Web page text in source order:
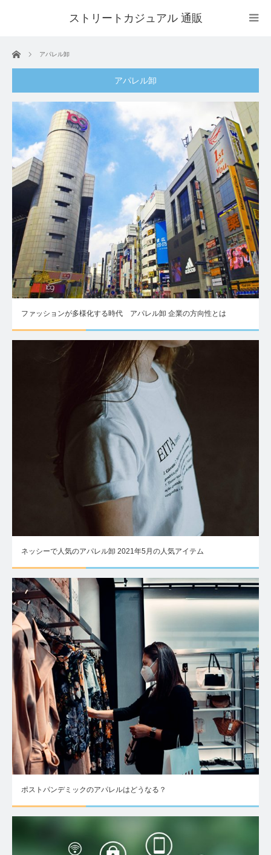
ストリートカジュアル 通販
ホーム アパレル卸
アパレル卸
ファッションが多様化する時代 アパレル卸 企業の方向性とは
ネッシーで人気のアパレル卸 2021年5月の人気アイテム
ポストパンデミックのアパレルはどうなる？